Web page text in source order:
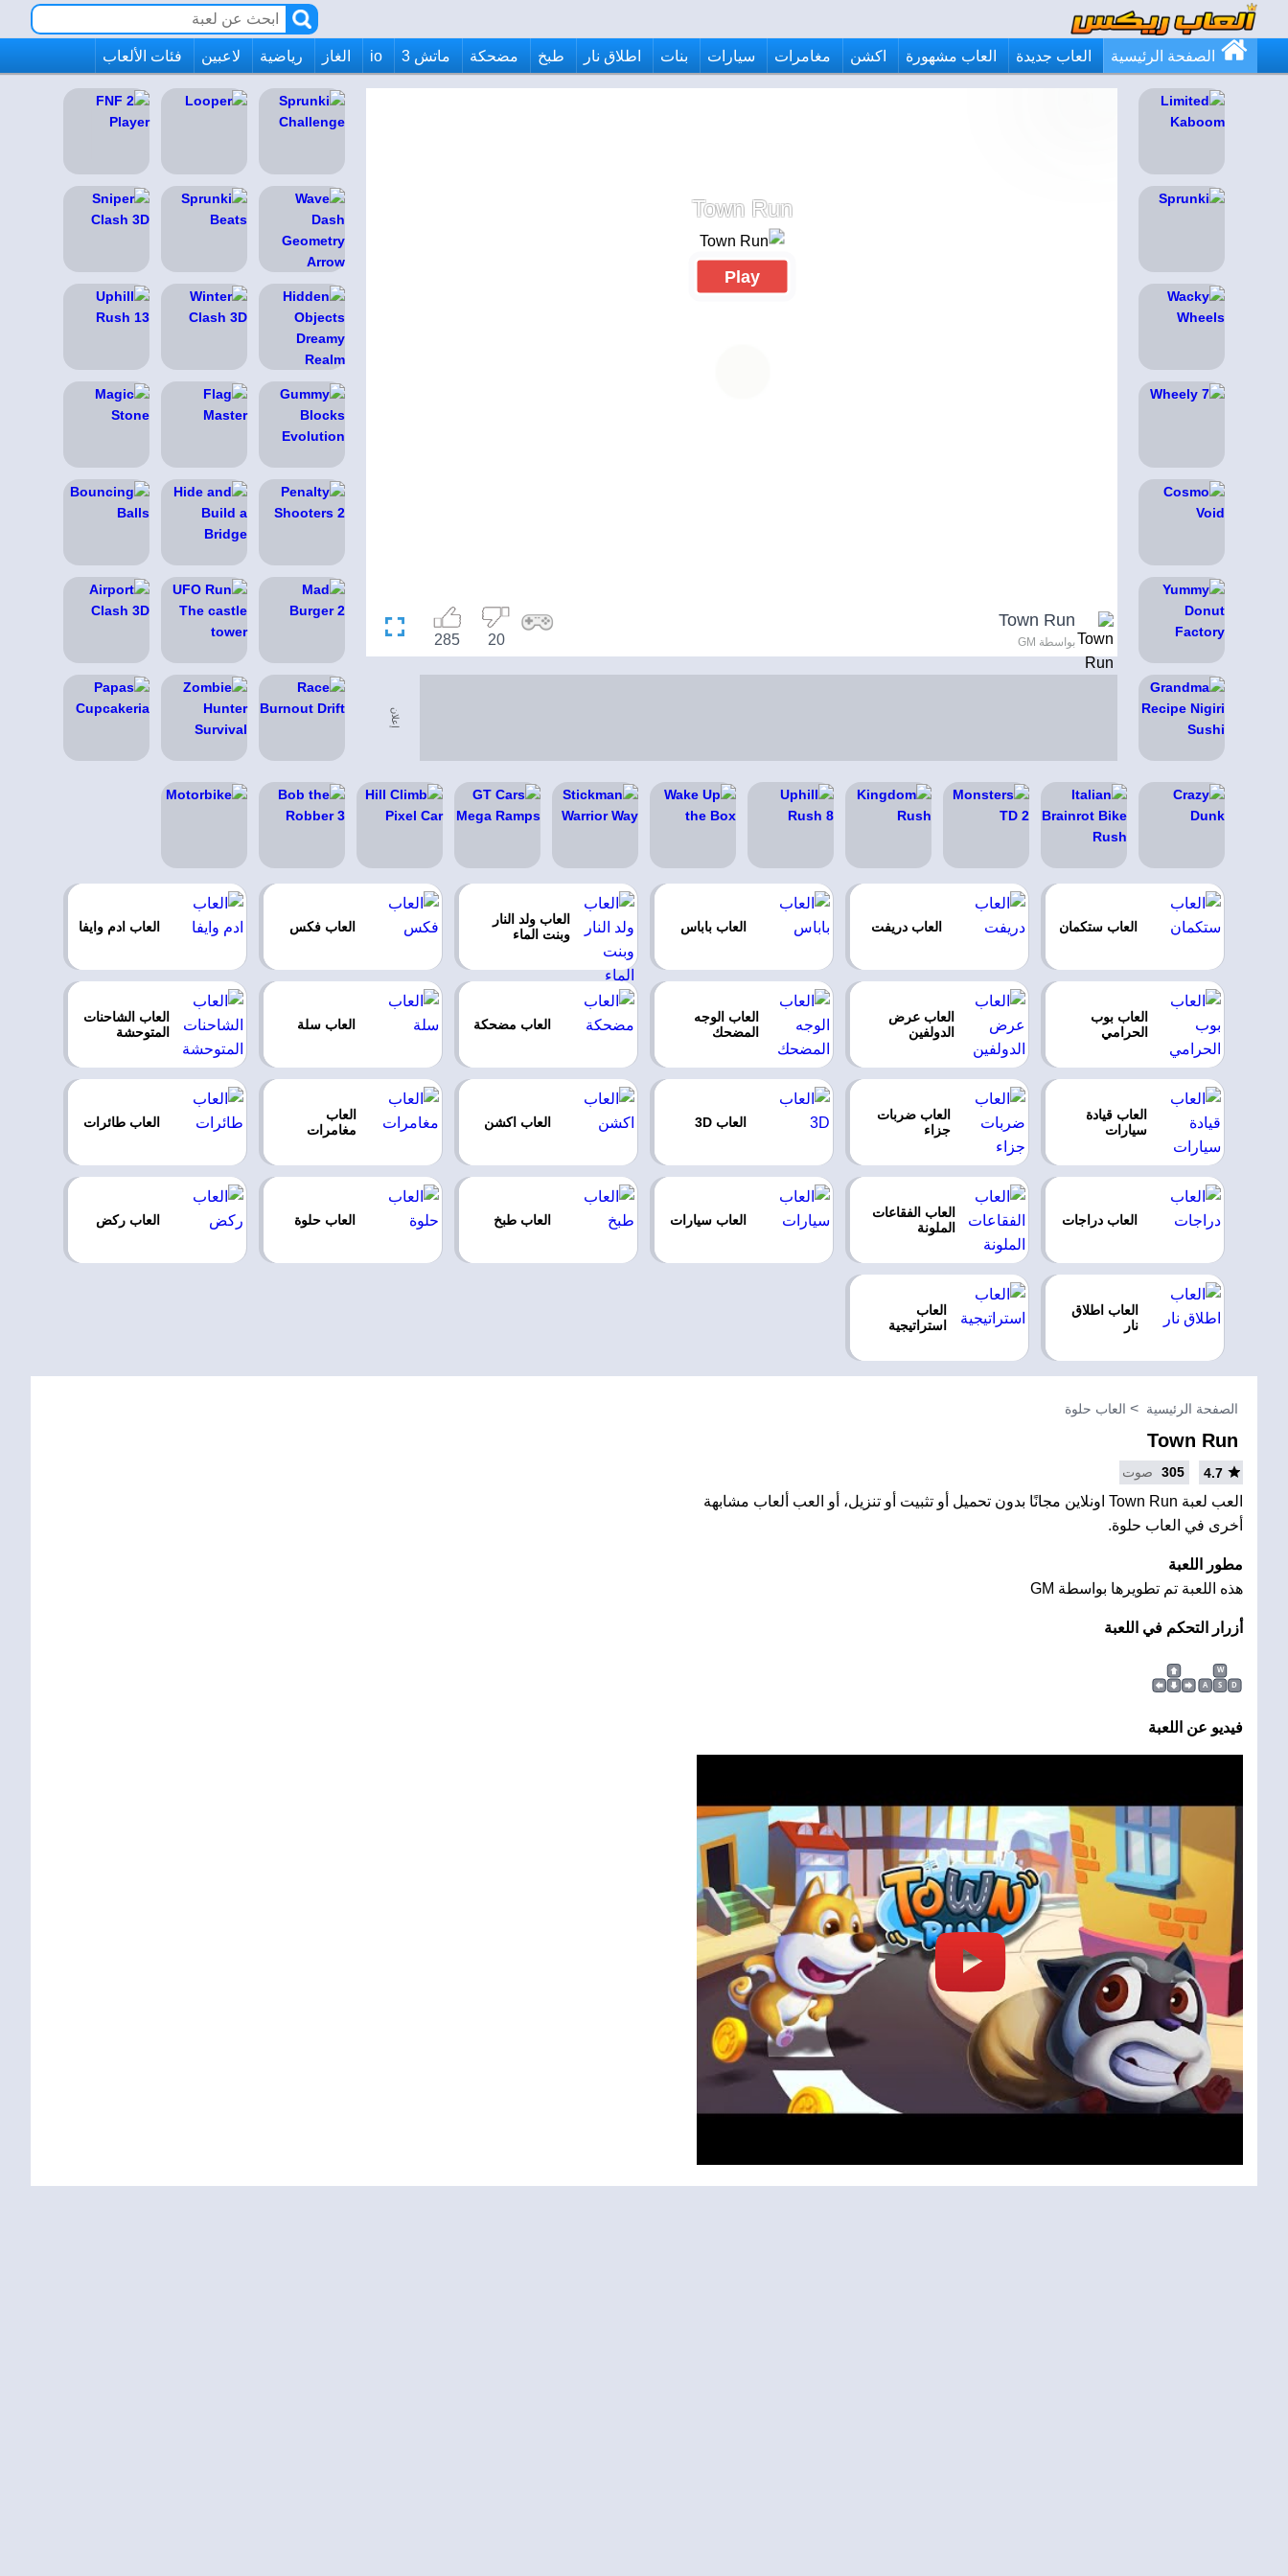
الصفحة الرئيسية العاب جديدة العاب مشهورة اكشن مغامرات سيارات بنات اطلاق نار طبخ مضحكة ماتش 3 io الغاز رياضية لاعبين فئات الألعاب
Town Run
Play
Town Run
بواسطة GM 20
285
إعلان
العاب ستكمان العاب دريفت العاب باباس
العاب ولد النار
وبنت الماء
العاب فكس العاب ادم وايفا
العاب بوب
الحرامي
العاب عرض
الدولفين
العاب الوجه
المضحك
العاب مضحكة العاب سلة
العاب الشاحنات
المتوحشة
العاب قيادة
سيارات
العاب ضربات
جزاء
العاب 3D العاب اكشن
العاب
مغامرات
العاب طائرات
العاب دراجات
العاب الفقاعات
الملونة
العاب سيارات العاب طبخ العاب حلوة العاب ركض
العاب اطلاق
نار
العاب
استراتيجية
الصفحة الرئيسية العاب حلوة
Town Run
4.7
305 صوت
العب لعبة Town Run اونلاين مجانًا بدون تحميل أو تثبيت أو تنزيل، أو العب ألعاب مشابهة
أخرى في العاب حلوة.
مطور اللعبة
هذه اللعبة تم تطويرها بواسطة GM
أزرار التحكم في اللعبة
W
A
S D
فيديو عن اللعبة